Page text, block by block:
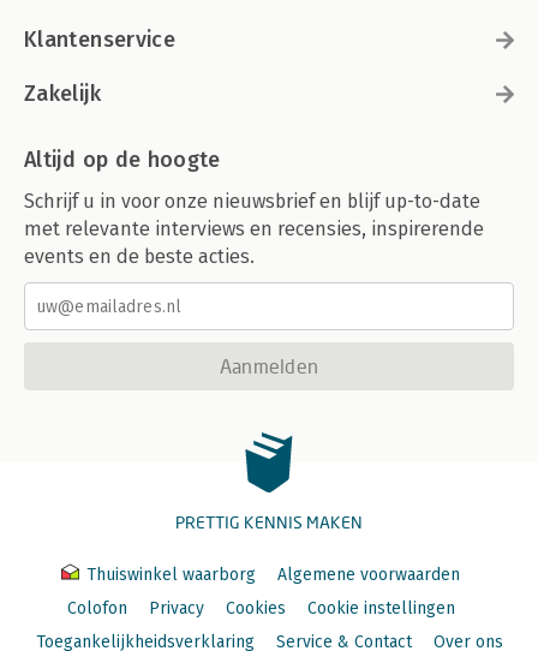
Klantenservice
Zakelijk
Altijd op de hoogte
Schrijf u in voor onze nieuwsbrief en blijf up-to-date
met relevante interviews en recensies, inspirerende
events en de beste acties.
Aanmelden
PRETTIG KENNIS MAKEN
Thuiswinkel waarborg
Algemene voorwaarden
Colofon
Privacy Cookies
Cookie instellingen
Toegankelijkheidsverklaring
Service & Contact Over ons